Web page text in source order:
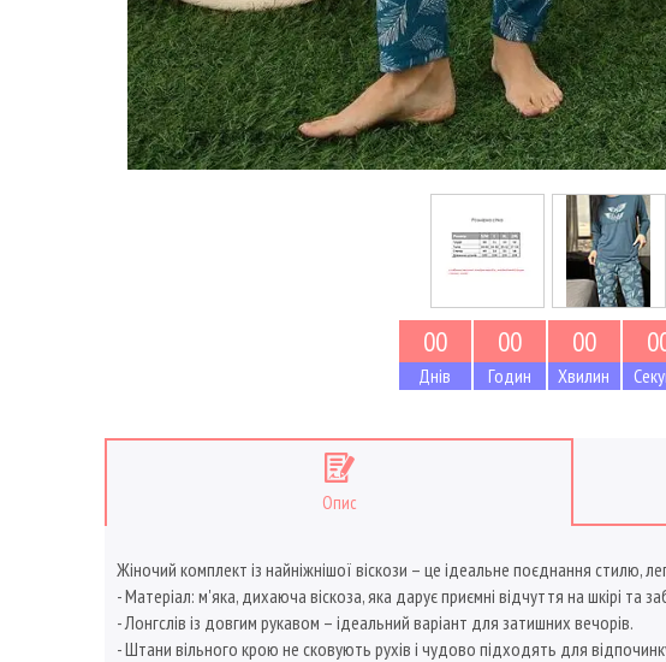
00
Днів
00
Годин
00
Хвилин
0
Опис
Жіночий комплект із найніжнішої віскози – це ідеальне поєднання стилю,
- Матеріал: м'яка, дихаюча віскоза, яка дарує приємні відчуття на шкірі та
- Лонгслів із довгим рукавом – ідеальний варіант для затишних вечорів.
- Штани вільного крою не сковують рухів і чудово підходять для